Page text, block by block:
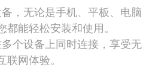
，无论是手机、平板、电脑
能轻松安装和使用。
个设备上同时连接，享受无
联网体验。